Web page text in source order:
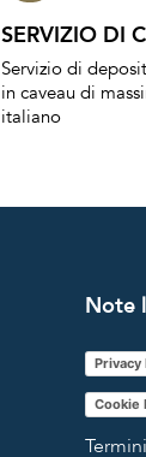
SERVIZIO DI
Servizio di
in caveau di
italiano
Note
Privacy
Cookie